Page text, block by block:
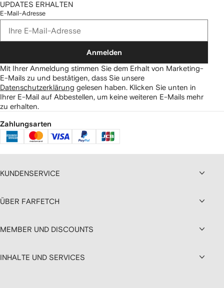
UPDATES ERHALTEN
E-Mail-Adresse
Anmelden
Mit Ihrer Anmeldung stimmen Sie dem Erhalt von Marketing-
E-Mails zu und bestätigen, dass Sie unsere
Datenschutzerklärung gelesen haben. Klicken Sie unten in
Ihrer E-Mail auf Abbestellen, um keine weiteren E-Mails mehr
zu erhalten.
Zahlungsarten
KUNDENSERVICE
ÜBER FARFETCH
MEMBER UND DISCOUNTS
INHALTE UND SERVICES